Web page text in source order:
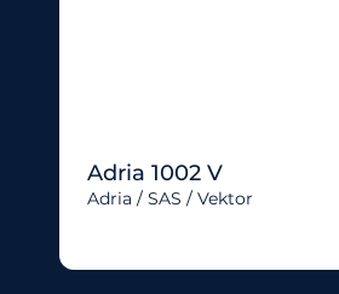
Adria 1002 V
Adria / SAS / Vektor